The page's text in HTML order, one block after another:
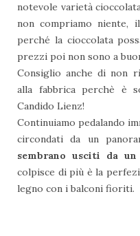
notevole varietà
non compriamo
perché la cioccolata
prezzi poi non sono a
Consiglio anche di non
alla fabbrica perchè è
Candido Lienz!
Continuiamo pedalando
circondati da un
sembrano usciti da
colpisce di più è la
legno con i balconi fioriti.